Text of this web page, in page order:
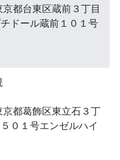
京都台東区蔵前３丁目
ドール蔵前１０１号
京都葛飾区東立石３丁
０１号エンゼルハイ